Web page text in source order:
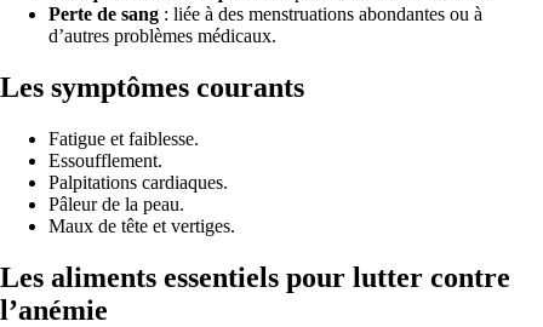
Perte de sang : liée à des menstruations abondantes ou à
d’autres problèmes médicaux.
Les symptômes courants
Fatigue et faiblesse.
Essoufflement.
Palpitations cardiaques.
Pâleur de la peau.
Maux de tête et vertiges.
Les aliments essentiels pour lutter contre
l’anémie